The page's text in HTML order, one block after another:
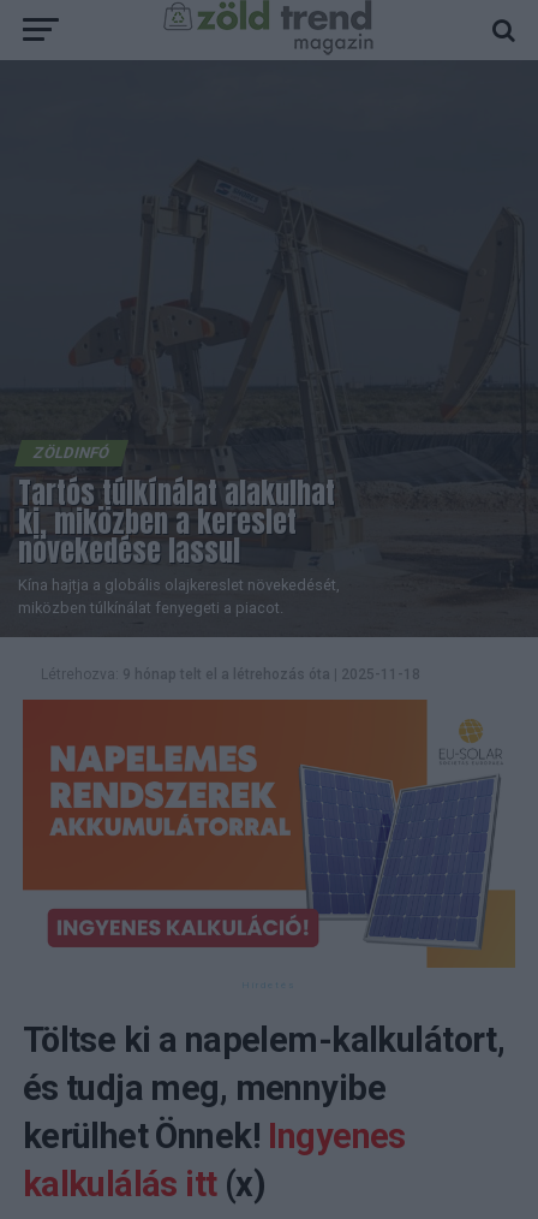
ZÖLDINFÓ
Tartós túlkínálat alakulhat
ki, miközben a kereslet
növekedése lassul
Kína hajtja a globális olajkereslet növekedését,
miközben túlkínálat fenyegeti a piacot.
Létrehozva: 9 hónap telt el a létrehozás óta 2025-11-18
Töltse ki a napelem-kalkulátort,
és tudja meg, mennyibe
kerülhet Önnek! Ingyenes
kalkulálás itt (x)